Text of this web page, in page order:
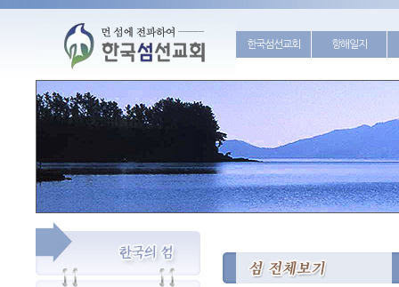
한국섬선교회 항해일지